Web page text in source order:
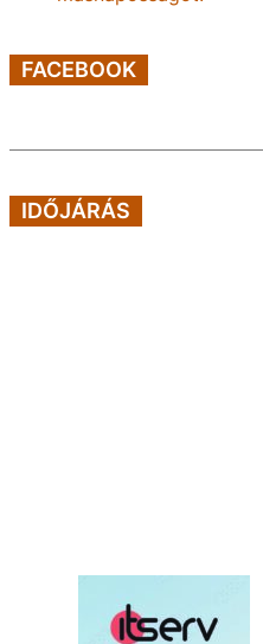
FACEBOOK
IDŐJÁRÁS